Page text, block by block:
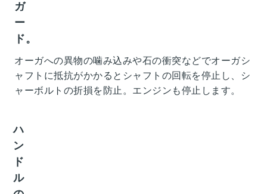
ガ
ー
ド。
オーガへの異物の噛み込みや石の衝突などでオーガシ
ャフトに抵抗がかかるとシャフトの回転を停止し、シ
ャーボルトの折損を防止。エンジンも停止します。
ハ
ン
ド
ル